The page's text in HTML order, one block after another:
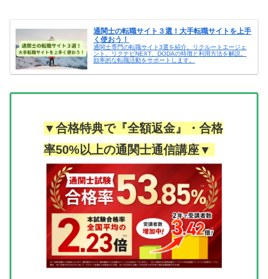
通関士の転職サイト３選！大手転職サイトを上手
く使おう！
通関士専門の転職サイト3選を紹介。リクルートエージェ
ント、リクナビNEXT、DODAの特徴と利用方法を解説。
効率的な転職活動をサポートします。
▼合格特典で『全額返金』・合格
率50%以上の通関士通信講座▼